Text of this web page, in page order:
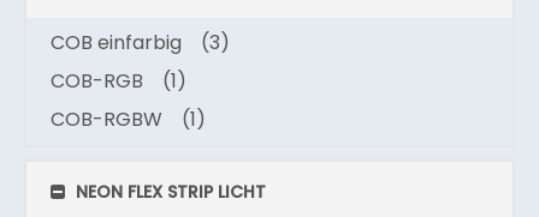
COB einfarbig
(3)
COB-RGB
(1)
COB-RGBW
(1)
NEON FLEX STRIP LICHT